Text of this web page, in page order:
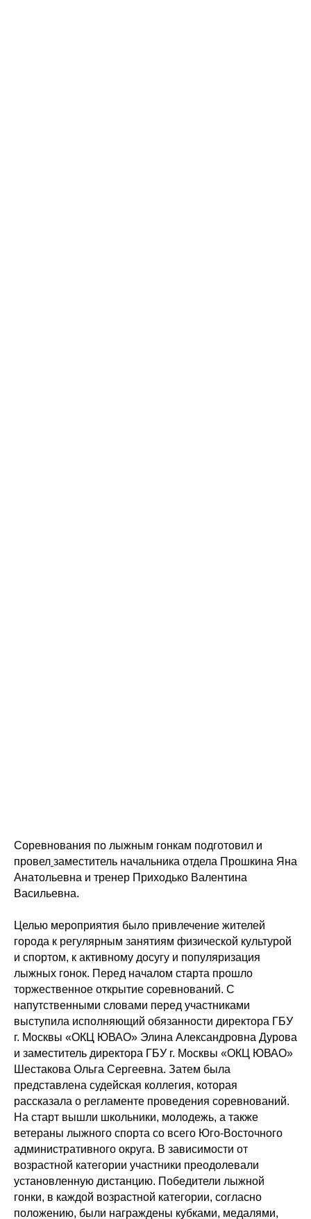
Соревнования по лыжным гонкам подготовил и
провел заместитель начальника отдела Прошкина Яна
Анатольевна и тренер Приходько Валентина
Васильевна.
Целью мероприятия было привлечение жителей
города к регулярным занятиям физической культурой
и спортом, к активному досугу и популяризация
лыжных гонок. Перед началом старта прошло
торжественное открытие соревнований. С
напутственными словами перед участниками
выступила исполняющий обязанности директора ГБУ
г. Москвы «ОКЦ ЮВАО» Элина Александровна Дурова
и заместитель директора ГБУ г. Москвы «ОКЦ ЮВАО»
Шестакова Ольга Сергеевна. Затем была
представлена судейская коллегия, которая
рассказала о регламенте проведения соревнований.
На старт вышли школьники, молодежь, а также
ветераны лыжного спорта со всего Юго-Восточного
административного округа. В зависимости от
возрастной категории участники преодолевали
установленную дистанцию. Победители лыжной
гонки, в каждой возрастной категории, согласно
положению, были награждены кубками, медалями,